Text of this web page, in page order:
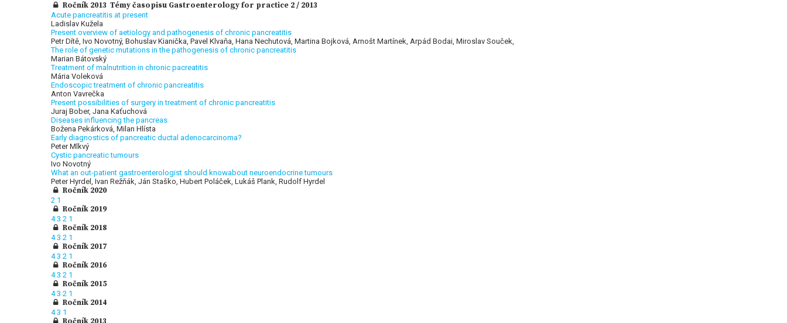
Ročník 2013 Témy časopisu Gastroenterology for practice 2 / 2013
Acute pancreatitis at present
Ladislav Kužela
Present overview of aetiology and pathogenesis of chronic pancreatitis
Petr Dítě, Ivo Novotný, Bohuslav Kianička, Pavel Klvaňa, Hana Nechutová, Martina Bojková, Arnošt Martínek, Arpád Bodai, Miroslav Souček,
The role of genetic mutations in the pathogenesis of chronic pancreatitis
Marian Bátovský
Treatment of malnutrition in chronic pacreatitis
Mária Voleková
Endoscopic treatment of chronic pancreatitis
Anton Vavrečka
Present possibilities of surgery in treatment of chronic pancreatitis
Juraj Bober, Jana Kaťuchová
Diseases influencing the pancreas
Božena Pekárková, Milan Hlísta
Early diagnostics of pancreatic ductal adenocarcinoma?
Peter Mlkvý
Cystic pancreatic tumours
Ivo Novotný
What an out-patient gastroenterologist should knowabout neuroendocrine tumours
Peter Hyrdel, Ivan Režňák, Ján Staško, Hubert Poláček, Lukáš Plank, Rudolf Hyrdel
Ročník 2020
2 1
Ročník 2019
43 2 1
Ročník 2018
43 2 1
Ročník 2017
43 2 1
Ročník 2016
43 2 1
Ročník 2015
43 2 1
Ročník 2014
43 1